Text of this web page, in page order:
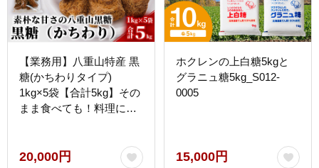
【業務用】八重山特産 黒
糖(かちわりタイプ)
1kg×5袋【合計5kg】その
まま食べても！料理に
KB-12
20,000円
ホクレンの上白糖5kgと
グラニュ糖5kg_S012-
0005
15,000円